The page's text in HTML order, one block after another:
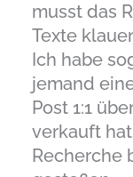
musst das
Texte
Ich habe
jemand
Post 1:1
verkauft
Recherche